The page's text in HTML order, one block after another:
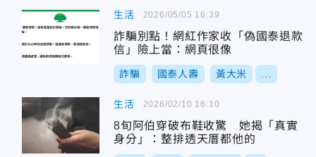
生活
詐騙別點！網紅作家收「偽國泰退款
信」險上當：網頁很像
詐騙 國泰人壽 黃大米
2026/05/05 16:39
生活
8旬阿伯穿破布鞋收驚 她揭「真實
身分」：整排透天厝都他的
2026/02/10 16:10